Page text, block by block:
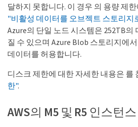
달하지 못합니다. 이 경우 의 용량 제
"비활성 데이터를 오브젝트 스토리지
Azure의 단일 노드 시스템은 252TB의
질 수 있으며 Azure Blob 스토리지에
데이터를 허용합니다.
디스크 제한에 대한 자세한 내용은 를
한".
AWS의 M5 및 R5 인스턴